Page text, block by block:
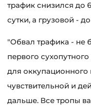
трафик снизился до
сутки, а грузовой - до
"Обвал трафика - не
первого
для оккупационного
чувствительной и
дальше. Все тропы